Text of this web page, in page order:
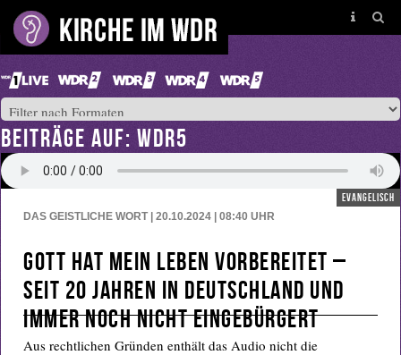
BEITRÄGE AUF: WDR5
evangelisch
DAS GEISTLICHE WORT | 20.10.2024 | 08:40 UHR
Gott hat mein Leben vorbereitet –
seit 20 Jahren in Deutschland und
immer noch nicht eingebürgert
Aus rechtlichen Gründen enthält das Audio nicht die